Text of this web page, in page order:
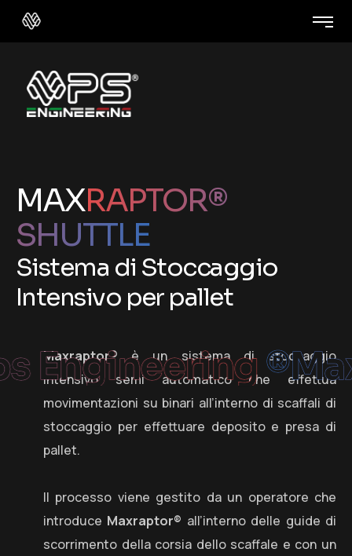
MAXRAPTOR®
SHUTTLE
Sistema di Stoccaggio
Intensivo per pallet
Maxraptor®è un sistema di stoccaggio
intensivo semi automatico che effettua
movimentazioni su binari all’interno di scaffali di
stoccaggio per effettuare deposito e presa di
pallet.
Il processo viene gestito da un operatore che
introduce Maxraptor® all’interno delle guide di
scorrimento della corsia dello scaffale e con un